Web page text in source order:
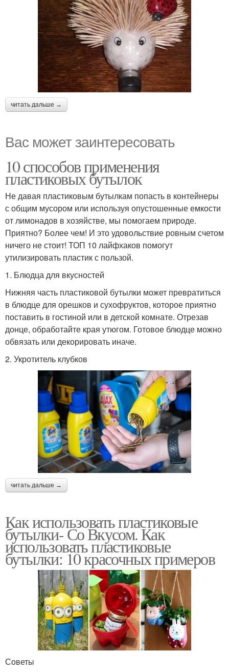
читать дальше →
Вас может заинтересовать
10 способов применения
пластиковых бутылок
Не давая пластиковым бутылкам попасть в контейнеры
с общим мусором или используя опустошенные емкости
от лимонадов в хозяйстве, мы помогаем природе.
Приятно? Более чем! И это удовольствие ровным счетом
ничего не стоит! ТОП 10 лайфхаков помогут
утилизировать пластик с пользой.
1. Блюдца для вкусностей
Нижняя часть пластиковой бутылки может превратиться
в блюдце для орешков и сухофруктов, которое приятно
поставить в гостиной или в детской комнате. Отрезав
донце, обработайте края утюгом. Готовое блюдце можно
обвязать или декорировать иначе.
2. Укротитель клубков
читать дальше →
Как использовать пластиковые
бутылки- Со Вкусом. Как
использовать пластиковые
бутылки: 10 красочных примеров
Советы